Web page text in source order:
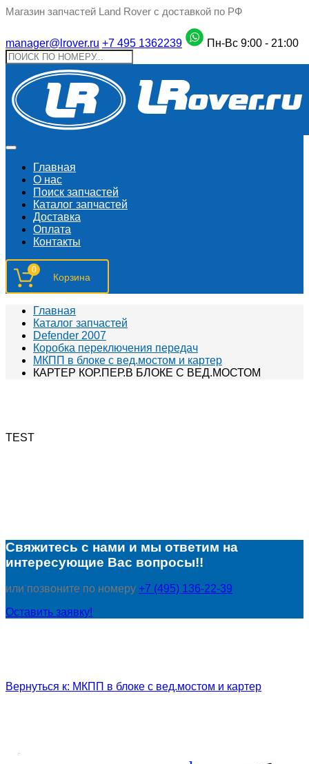
Магазин запчастей Land Rover с доставкой по РФ
manager@lrover.ru +7 495 1362239 Пн-Вс 9:00 - 21:00
Главная
О нас
Поиск запчастeй
Каталог запчастей
Доставка
Оплата
Контакты
0
Главная
Каталог запчастей
Defender 2007
Коробка переключения передач
МКПП в блоке с вед.мостом и картер
КАРТЕР КОР.ПЕР.В БЛОКЕ С ВЕД.МОСТОМ
TEST
Свяжитесь с нами и мы ответим на
интересующие Вас вопросы!!
или позвоните по номеру +7 (495) 136-22-39
Оставить заявку!
Вернуться к: МКПП в блоке с вед.мостом и картер